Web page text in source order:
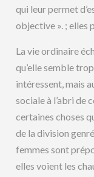
qui leur permet
objective ». ; elles
La vie ordinaire
qu’elle semble
intéressent, mais
sociale à l’abri de
certaines choses
de la division
femmes sont
elles voient les